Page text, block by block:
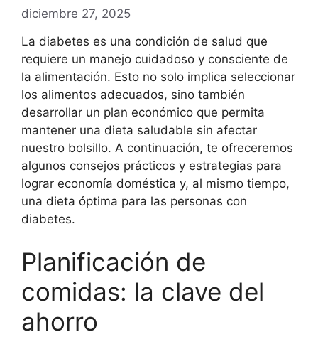
diciembre 27, 2025
La diabetes es una condición de salud que
requiere un manejo cuidadoso y consciente de
la alimentación. Esto no solo implica seleccionar
los alimentos adecuados, sino también
desarrollar un plan económico que permita
mantener una dieta saludable sin afectar
nuestro bolsillo. A continuación, te ofreceremos
algunos consejos prácticos y estrategias para
lograr economía doméstica y, al mismo tiempo,
una dieta óptima para las personas con
diabetes.
Planificación de
comidas: la clave del
ahorro